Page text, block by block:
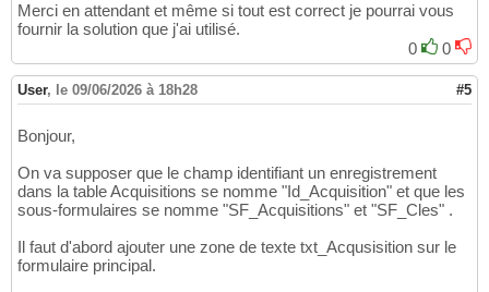
Merci en attendant et même si tout est correct je pourrai vous
fournir la solution que j'ai utilisé.
0
0
User, le 09/06/2026 à 18h28 #5
Bonjour,
On va supposer que le champ identifiant un enregistrement
dans la table Acquisitions se nomme "Id_Acquisition" et que les
sous-formulaires se nomme "SF_Acquisitions" et "SF_Cles" .
Il faut d'abord ajouter une zone de texte txt_Acqusisition sur le
formulaire principal.